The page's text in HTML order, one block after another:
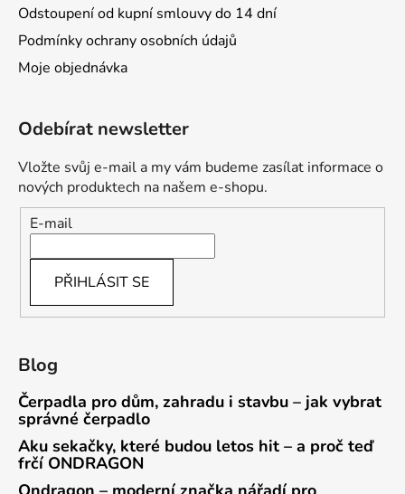
Odstoupení od kupní smlouvy do 14 dní
Podmínky ochrany osobních údajů
Moje objednávka
Odebírat newsletter
Vložte svůj e-mail a my vám budeme zasílat informace o
nových produktech na našem e-shopu.
E-mail
PŘIHLÁSIT SE
Blog
Čerpadla pro dům, zahradu i stavbu – jak vybrat
správné čerpadlo
Aku sekačky, které budou letos hit – a proč teď
frčí ONDRAGON